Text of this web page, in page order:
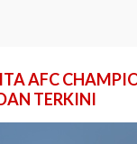
AFC
TERKINI